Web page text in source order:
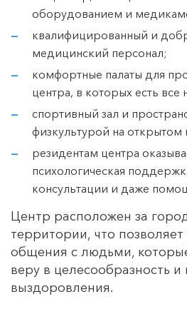
оборудованием и
квалифицированный и
медицинский персонал;
комфортные палаты для
центра, в которых есть
спортивный зал и
физкультурой на открытом
резидентам центра
психологическая
консультации и даже
Центр расположен за
территории, что
общения с людьми,
веру в целесообразность
выздоровления.